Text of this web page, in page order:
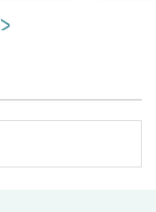
>